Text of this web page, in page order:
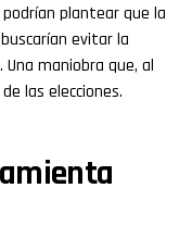
plantear que la
evitar la
maniobra que, al
las elecciones.